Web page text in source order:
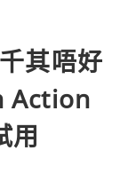
其唔好
Action
用